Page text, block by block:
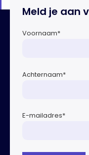
Meld je aan
Voornaam*
Achternaam*
E-mailadres*